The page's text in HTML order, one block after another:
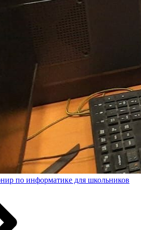
по информатике для школьников